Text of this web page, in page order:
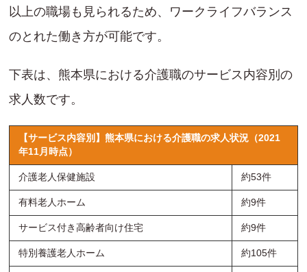
以上の職場も見られるため、ワークライフバランス
のとれた働き方が可能です。
下表は、熊本県における介護職のサービス内容別の
求人数です。
【サービス内容別】熊本県における介護職の求人状況（2021
年11月時点）
介護老人保健施設 約53件
有料老人ホーム 約9件
サービス付き高齢者向け住宅 約9件
特別養護老人ホーム 約105件